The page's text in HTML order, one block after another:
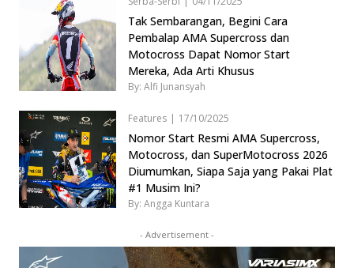
Tak Sembarangan, Begini Cara
Pembalap AMA Supercross dan
Motocross Dapat Nomor Start
Mereka, Ada Arti Khusus
By: Alfi Junansyah
Features | 17/10/2025
Nomor Start Resmi AMA Supercross,
Motocross, dan SuperMotocross 2026
Diumumkan, Siapa Saja yang Pakai Plat
#1 Musim Ini?
By: Angga Kuntara
- Advertisement -